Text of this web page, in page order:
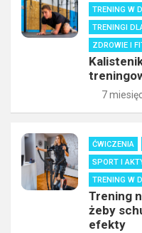
TRENING W
TRENINGI
ZDROWIE I
7
ĆWICZENIA
SPORT I
TRENING W
Trening
żeby
efekty